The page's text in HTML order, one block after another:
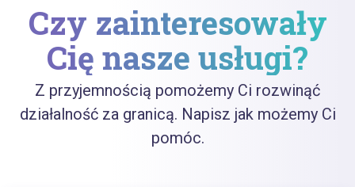
Czy zainteresowały
Cię nasze usługi?
Z przyjemnością pomożemy Ci rozwinąć
działalność za granicą. Napisz jak możemy Ci
pomóc.